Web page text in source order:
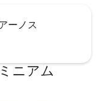
窓
ーノス
ニアム